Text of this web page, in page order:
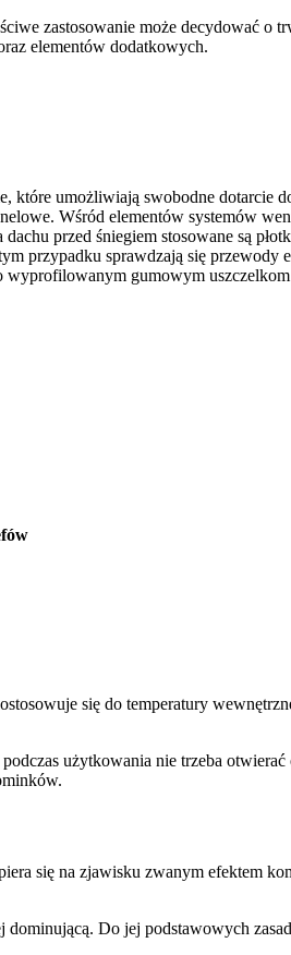
zastosowanie może decydować o
elementów dodatkowych.
umożliwiają swobodne dotarcie
Wśród elementów systemów
przed śniegiem stosowane są
przypadku sprawdzają się przewody
gumowym uszczelkom
się do temperatury
użytkowania nie trzeba
się na zjawisku zwanym efektem
Do jej podstawowych